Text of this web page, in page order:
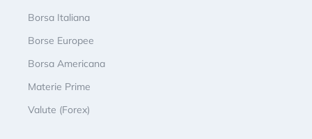
Borsa Italiana
Borse Europee
Borsa Americana
Materie Prime
Valute (Forex)